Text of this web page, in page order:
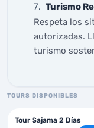
Turismo
Respeta los
autorizadas.
turismo
TOURS DISPONIBLES
2 días
Tour Sajama 2 Días